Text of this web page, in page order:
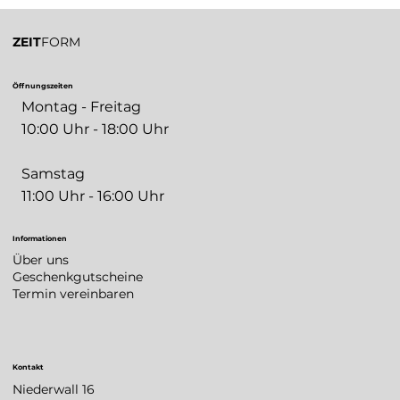
ZEITFORM
Öffnungszeiten
Montag - Freitag
10:00 Uhr - 18:00 Uhr
Samstag
11:00 Uhr - 16:00 Uhr
Informationen
Über uns
Geschenkgutscheine
Termin vereinbaren
Kontakt
Niederwall 16